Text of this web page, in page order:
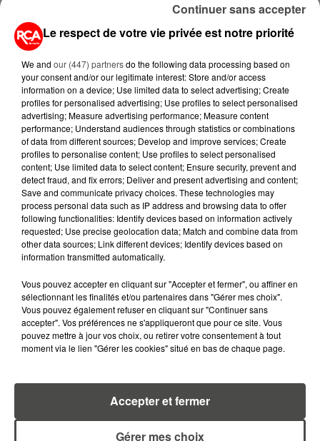
PETIT-DÉJEUNER : EST-IL
MANGER LE MATIN ?
7 août 2026
WEEK-END ROUGE SUR LES
ROUTES : LE GRAND OUEST SE
PRÉPARE À UN...
6 août 2026
MÉGOTS ET FEUX DE FORÊT : LES
INDUSTRIELS DU TABAC BIENTÔT
TAXÉS...
6 août 2026
CANICULE : POURQUOI LES
BOUTEILLES D'EAU
DISPARAISSENT DES RAYONS...
5 août 2026
MANGER SAINEMENT COÛTE 25 %
PLUS CHER QU'IL Y A CINQ ANS,
5 août 2026
QUELLES SONT LES MARQUES QUI
OFFRENT LE MEILLEUR RAPPORT...
Le respect de votre vie privée est notre priorité
We and our (447) partnersdo the following data processing based on
your consent and/or our legitimate interest: Store and/or access
information on a device; Use limited data to select advertising; Create
profiles for personalised advertising; Use profiles to select personalised
advertising; Measure advertising performance; Measure content
performance; Understand audiences through statistics or combinations
of data from different sources; Develop and improve services; Create
profiles to personalise content; Use profiles to select personalised
content; Use limited data to select content; Ensure security, prevent and
detect fraud, and fix errors; Deliver and present advertising and content;
Save and communicate privacy choices. These technologies may
process personal data such as IP address and browsing data to offer
following functionalities: Identify devices based on information actively
requested; Use precise geolocation data; Match and combine data from
other data sources; Link different devices; Identify devices based on
information transmitted automatically.
Vous pouvez accepter en cliquant sur "Accepter et fermer", ou affiner en
sélectionnant les finalités et/ou partenaires dans "Gérer mes choix".
Vous pouvez également refuser en cliquant sur "Continuer sans
accepter". Vos préférences ne s'appliqueront que pour ce site. Vous
pouvez mettre à jour vos choix, ou retirer votre consentement à tout
moment via le lien "Gérer les cookies" situé en bas de chaque page.
Gérer mes choix
Accepter et fermer
Continuer sans accepter